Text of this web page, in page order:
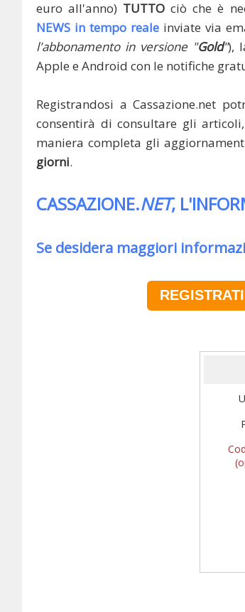
euro all'anno) TUTTO ciò che è
NEWS in tempo reale inviate via
l'abbonamento in versione "Gold"),
Apple e Android con le notifiche
Registrandosi a Cassazione.net
consentirà di consultare gli
maniera completa gli
giorni.
CASSAZIONE.NET,
Se desidera maggiori